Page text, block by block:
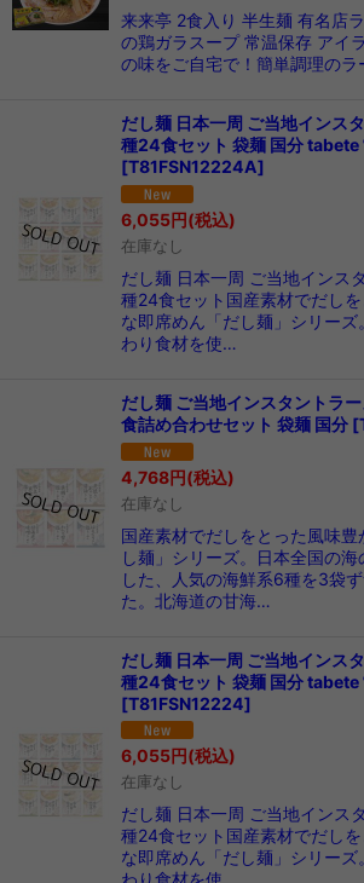
来来亭 2食入り 半生麺 有名店
の鶏ガラスープ 常温保存 アイ
の味をご自宅で！簡単調理の
だし麺 日本一周 ご当地インス
種24食セット 袋麺 国分 tabete
[T81FSN12224A]
6,055円(税込)
在庫なし
だし麺 日本一周 ご当地インス
種24食セット国産素材でだし
な即席めん「だし麺」シリー
わり食材を使…
だし麺 ご当地インスタントラ
食詰め合わせセット 袋麺 国分 [
4,768円(税込)
在庫なし
国産素材でだしをとった風味
し麺」シリーズ。日本全国の
した、人気の海鮮系6種を3袋
た。北海道の甘海…
だし麺 日本一周 ご当地インス
種24食セット 袋麺 国分 tabete
[T81FSN12224]
6,055円(税込)
在庫なし
だし麺 日本一周 ご当地インス
種24食セット国産素材でだし
な即席めん「だし麺」シリー